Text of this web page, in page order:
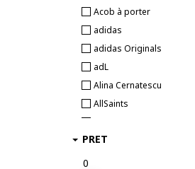
Acob à porter
adidas
adidas Originals
adL
Alina Cernatescu
AllSaints
ambar studio
PRET
0